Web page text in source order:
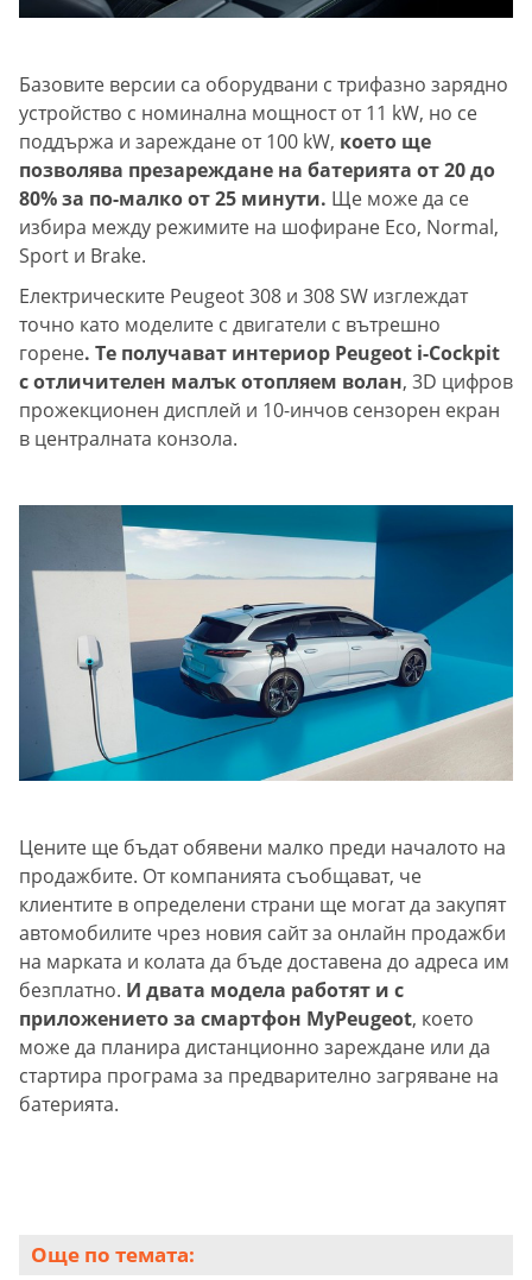
Базовите версии са оборудвани с трифазно зарядно
устройство с номинална мощност от 11 kW, но се
поддържа и зареждане от 100 kW, което ще
позволява презареждане на батерията от 20 до
80% за по-малко от 25 минути. Ще може да се
избира между режимите на шофиране Eco, Normal,
Sport и Brake.
Електрическите Peugeot 308 и 308 SW изглеждат
точно като моделите с двигатели с вътрешно
горене. Те получават интериор Peugeot i-Cockpit
с отличителен малък отопляем волан, 3D цифров
прожекционен дисплей и 10-инчов сензорен екран
в централната конзола.
Цените ще бъдат обявени малко преди началото на
продажбите. От компанията съобщават, че
клиентите в определени страни ще могат да закупят
автомобилите чрез новия сайт за онлайн продажби
на марката и колата да бъде доставена до адреса им
безплатно. И двата модела работят и с
приложението за смартфон MyPeugeot, което
може да планира дистанционно зареждане или да
стартира програма за предварително загряване на
батерията.
Още по темата: